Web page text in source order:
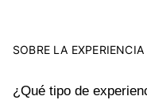
SOBRE LA EXPERIENCIA
¿Qué tipo de